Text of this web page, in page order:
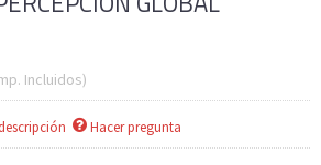
Incluidos)
Hacer pregunta